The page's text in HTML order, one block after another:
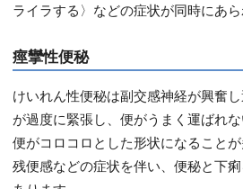
ライラする〉などの症状が同時にあら
痙攣性便秘
けいれん性便秘は副交感神経が興奮
が過度に緊張し、便がうまく運ばれな
便がコロコロとした形状になること
残便感などの症状を伴い、便秘と下